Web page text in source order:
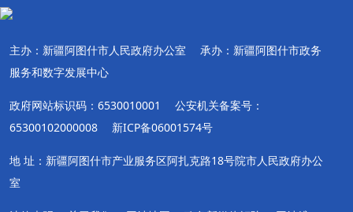
主办：新疆阿图什市人民政府办公室
承办：新疆阿图什市政务
服务和数字发展中心
政府网站标识码：6530010001
公安机关备案号：
65300102000008
新ICP备06001574号
地 址：新疆阿图什市产业服务区阿扎克路18号院市人民政府办公
室